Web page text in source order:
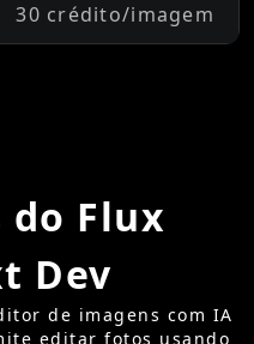
30 crédito/imagem
do Flux
Dev
de imagens com IA
editar fotos usando